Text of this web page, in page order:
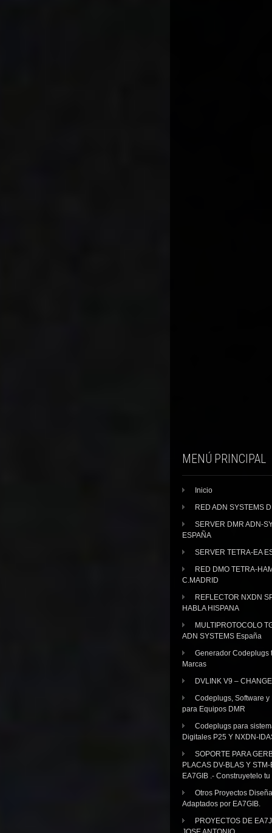
MENÚ PRINCIPAL
Inicio
RED ADN SYSTEMS
SERVER DMR ADN-
ESPAÑA
SERVER TETRA-EA
RED DMO TETRA-
C.MADRID
REFLECTOR NXDN
HABLA HISPANA
MULTIPROTOCOLO
ADN SYSTEMS España
Generador Codeplugs
Marcas
DVLINK V9 –
Codeplugs, Software y
para Equipos DMR
Codeplugs para
Digitales P25 Y NXDN-
SOPORTE PARA
PLACAS DV-BLAS Y
EA7GIB .- Construyetelo
Otros Proyectos
Adaptados por EA7GIB.
PROYECTOS DE